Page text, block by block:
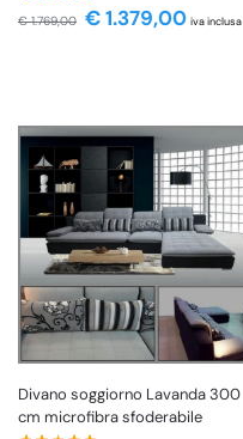
€1.769,00 €1.379,00 iva inclusa
Divano soggiorno Lavanda 300
cm microfibra sfoderabile